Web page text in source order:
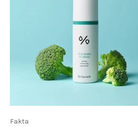
Fakta